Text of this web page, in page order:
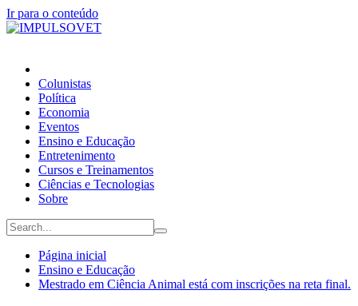
Ir para o conteúdo
Colunistas
Política
Economia
Eventos
Ensino e Educação
Entretenimento
Cursos e Treinamentos
Ciências e Tecnologias
Sobre
Página inicial
Ensino e Educação
Mestrado em Ciência Animal está com inscrições na reta final.